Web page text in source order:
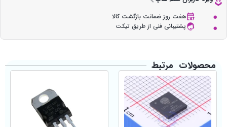
هفت روز ضمانت بازگشت کالا
پشتیبانی فنی از طریق تیکت
محصولات مرتبط